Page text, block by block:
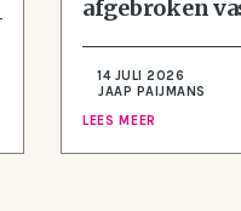
afgebroken
14 JULI 2026
JAAP PAIJMANS
LEES MEER